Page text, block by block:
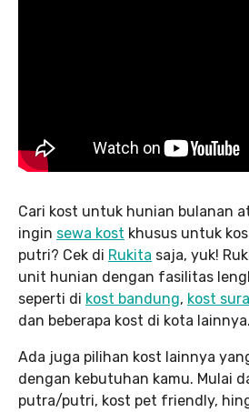
Cari kost untuk hunian bulanan
ingin sewa kost khusus untuk
putri? Cek di Rukita saja, yuk!
unit hunian dengan fasilitas
seperti di kost bandung, kost
dan beberapa kost di kota lainnya.
Ada juga pilihan kost lainnya
dengan kebutuhan kamu. Mulai
putra/putri, kost pet friendly,